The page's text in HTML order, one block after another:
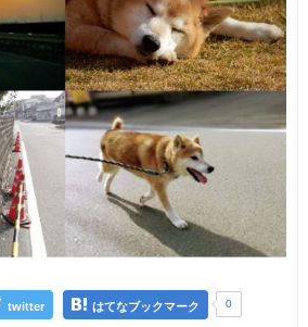
twitter はてなブックマーク 0